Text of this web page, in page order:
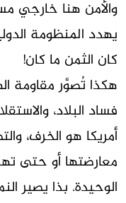
والأمن هنا خارجي
يهدد المنظومة
كان الثمن ما كان!
هكذا تُصوَّر مقاومة
فساد البلاد،
أمريكا هو الخرف،
معارضتها أو حتى
الوحيدة. بذا يصير